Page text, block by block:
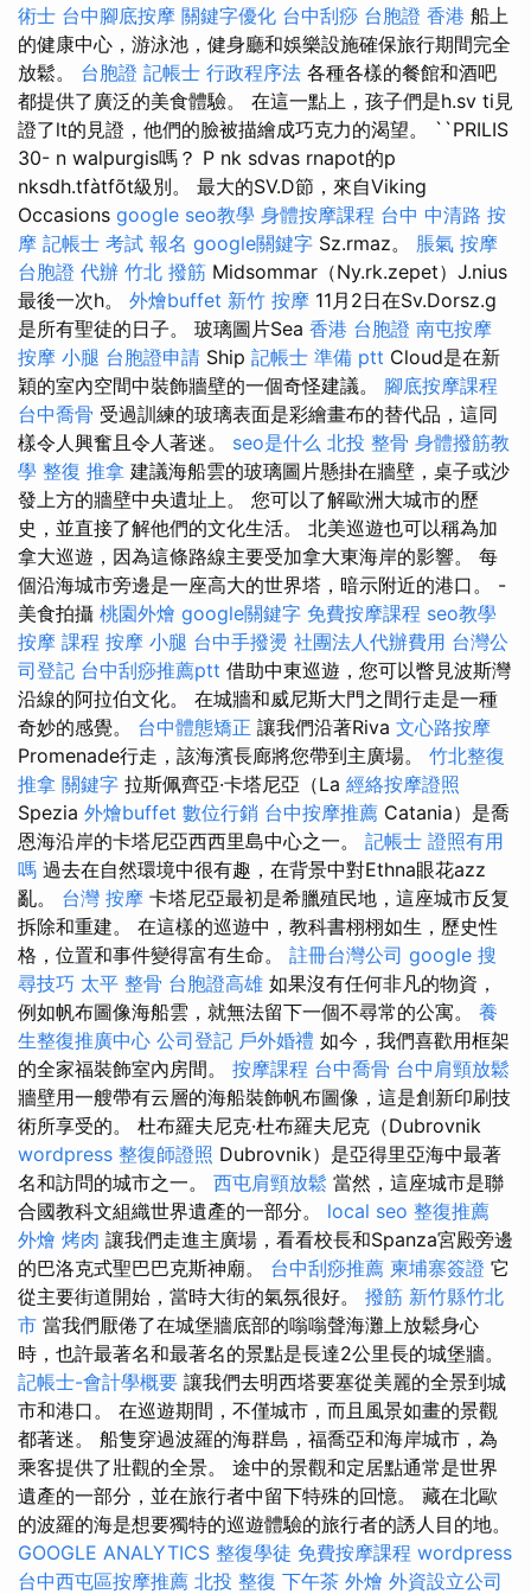
術士 台中腳底按摩 關鍵字優化 台中刮痧 台胞證 香港 船上
的健康中心，游泳池，健身廳和娛樂設施確保旅行期間完全
放鬆。 台胞證 記帳士 行政程序法 各種各樣的餐館和酒吧
都提供了廣泛的美食體驗。 在這一點上，孩子們是h.sv ti見
證了lt的見證，他們的臉被描繪成巧克力的渴望。 ``PRILIS
30- n walpurgis嗎？ P nk sdvas rnapot的p
nksdh.tfàtfõt級別。 最大的SV.D節，來自Viking
Occasions google seo教學 身體按摩課程 台中 中清路 按
摩 記帳士 考試 報名 google關鍵字 Sz.rmaz。 脹氣 按摩
台胞證 代辦 竹北 撥筋 Midsommar（Ny.rk.zepet）J.nius
最後一次h。 外燴buffet 新竹 按摩 11月2日在Sv.Dorsz.g
是所有聖徒的日子。 玻璃圖片Sea 香港 台胞證 南屯按摩
按摩 小腿 台胞證申請 Ship 記帳士 準備 ptt Cloud是在新
穎的室內空間中裝飾牆壁的一個奇怪建議。 腳底按摩課程
台中喬骨 受過訓練的玻璃表面是彩繪畫布的替代品，這同
樣令人興奮且令人著迷。 seo是什么 北投 整骨 身體撥筋教
學 整復 推拿 建議海船雲的玻璃圖片懸掛在牆壁，桌子或沙
發上方的牆壁中央遺址上。 您可以了解歐洲大城市的歷
史，並直接了解他們的文化生活。 北美巡遊也可以稱為加
拿大巡遊，因為這條路線主要受加拿大東海岸的影響。 每
個沿海城市旁邊是一座高大的世界塔，暗示附近的港口。 -
美食拍攝 桃園外燴 google關鍵字 免費按摩課程 seo教學
按摩 課程 按摩 小腿 台中手撥燙 社團法人代辦費用 台灣公
司登記 台中刮痧推薦ptt 借助中東巡遊，您可以瞥見波斯灣
沿線的阿拉伯文化。 在城牆和威尼斯大門之間行走是一種
奇妙的感覺。 台中體態矯正 讓我們沿著Riva 文心路按摩
Promenade行走，該海濱長廊將您帶到主廣場。 竹北整復
推拿 關鍵字 拉斯佩齊亞·卡塔尼亞（La 經絡按摩證照
Spezia 外燴buffet 數位行銷 台中按摩推薦 Catania）是喬
恩海沿岸的卡塔尼亞西西里島中心之一。 記帳士 證照有用
嗎 過去在自然環境中很有趣，在背景中對Ethna眼花azz
亂。 台灣 按摩 卡塔尼亞最初是希臘殖民地，這座城市反复
拆除和重建。 在這樣的巡遊中，教科書栩栩如生，歷史性
格，位置和事件變得富有生命。 註冊台灣公司 google 搜
尋技巧 太平 整骨 台胞證高雄 如果沒有任何非凡的物資，
例如帆布圖像海船雲，就無法留下一個不尋常的公寓。 養
生整復推廣中心 公司登記 戶外婚禮 如今，我們喜歡用框架
的全家福裝飾室內房間。 按摩課程 台中喬骨 台中肩頸放鬆
牆壁用一艘帶有云層的海船裝飾帆布圖像，這是創新印刷技
術所享受的。 杜布羅夫尼克·杜布羅夫尼克（Dubrovnik
wordpress 整復師證照 Dubrovnik）是亞得里亞海中最著
名和訪問的城市之一。 西屯肩頸放鬆 當然，這座城市是聯
合國教科文組織世界遺產的一部分。 local seo 整復推薦
外燴 烤肉 讓我們走進主廣場，看看校長和Spanza宮殿旁邊
的巴洛克式聖巴巴克斯神廟。 台中刮痧推薦 柬埔寨簽證 它
從主要街道開始，當時大街的氣氛很好。 撥筋 新竹縣竹北
市 當我們厭倦了在城堡牆底部的嗡嗡聲海灘上放鬆身心
時，也許最著名和最著名的景點是長達2公里長的城堡牆。
記帳士-會計學概要 讓我們去明西塔要塞從美麗的全景到城
市和港口。 在巡遊期間，不僅城市，而且風景如畫的景觀
都著迷。 船隻穿過波羅的海群島，福喬亞和海岸城市，為
乘客提供了壯觀的全景。 途中的景觀和定居點通常是世界
遺產的一部分，並在旅行者中留下特殊的回憶。 藏在北歐
的波羅的海是想要獨特的巡遊體驗的旅行者的誘人目的地。
GOOGLE ANALYTICS 整復學徒 免費按摩課程 wordpress
台中西屯區按摩推薦 北投 整復 下午茶 外燴 外資設立公司